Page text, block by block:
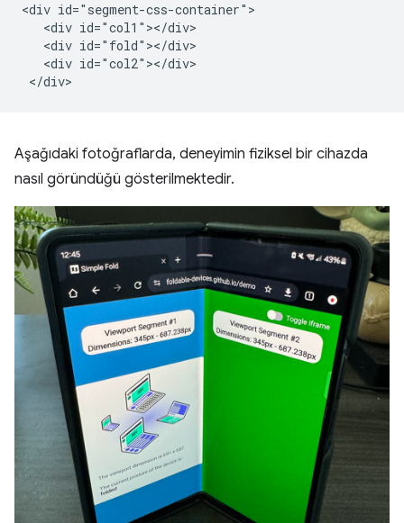
<div id="segment-css-container">
   <div id="col1"></div>
   <div id="fold"></div>
   <div id="col2"></div>
Aşağıdaki fotoğraflarda, deneyimin fiziksel bir cihazda
nasıl göründüğü gösterilmektedir.